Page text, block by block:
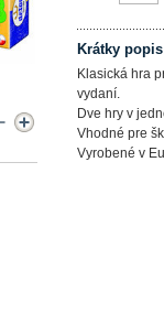
Krátky popis
Klasická hra
vydaní.
Dve hry v
Vhodné pre
Vyrobené v